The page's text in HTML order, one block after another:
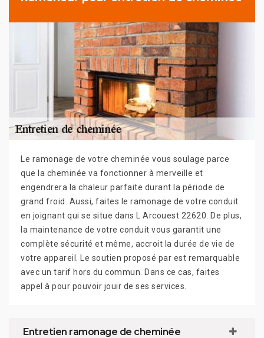
Le ramonage de votre cheminée vous soulage parce
que la cheminée va fonctionner à merveille et
engendrera la chaleur parfaite durant la période de
grand froid. Aussi, faites le ramonage de votre conduit
en joignant qui se situe dans L Arcouest 22620. De plus,
la maintenance de votre conduit vous garantit une
complète sécurité et même, accroit la durée de vie de
votre appareil. Le soutien proposé par est remarquable
avec un tarif hors du commun. Dans ce cas, faites
appel à pour pouvoir jouir de ses services.
Entretien ramonage de cheminée